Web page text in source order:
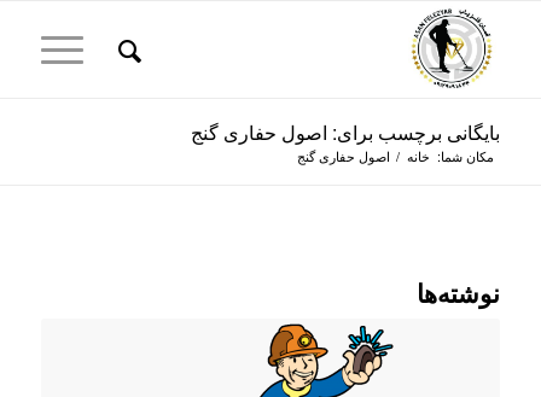
بایگانی برچسب برای: اصول حفاری گنج
مکان شما: خانه / اصول حفاری گنج
نوشته‌ها